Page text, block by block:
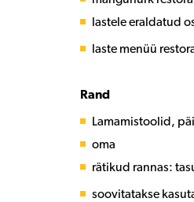
lastele eraldatud
laste menüü
Rand
Lamamistoolid,
oma
rätikud rannas:
soovitatakse